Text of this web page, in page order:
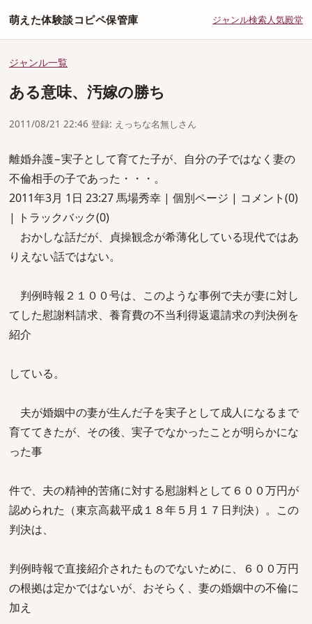
萌えた体験談コピペ保管庫 ジャンル検索人気殿堂
ジャンル一覧
ある意味、汚嫁の勝ち
2011/08/21 22:46 登録: えっちな名無しさん
離婚弁護−実子として育てた子が、自分の子ではなく妻の
不倫相手の子であった・・・。
2011年3月 1日 23:27 馬場秀幸 | 個別ページ | コメント(0)
| トラックバック(0)
おかしな話だが、貞操観念が希薄化している現代ではあ
りえない話ではない。
判例時報２１００号は、このような事例で夫が妻に対し
てした慰謝料請求、養育費の不当利得返還請求の判決例を
紹介
している。
夫が婚姻中の妻が生んだ子を実子として成人になるまで
育ててきたが、その後、実子でなかったことが明らかにな
った事
件で、夫の精神的苦痛に対する慰謝料として６００万円が
認められた（東京高裁平成１８年５月１７日判決）。この
判決は、
判例時報で直接紹介されたものでないために、６００万円
の根拠は定かではないが、おそらく、妻の婚姻中の不倫に
加え